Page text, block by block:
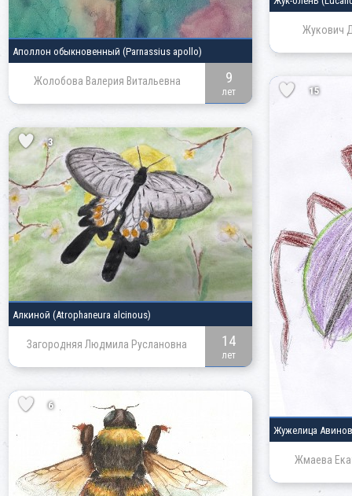
Жукович
Аполлон обыкновенный (Parnassius apollo)
Жолобова Валерия Витальевна 9
лет 15
Жужелица
Жмаева
3
Алкиной (Atrophaneura alcinous)
Загородняя Людмила Руслановна 14
лет
6